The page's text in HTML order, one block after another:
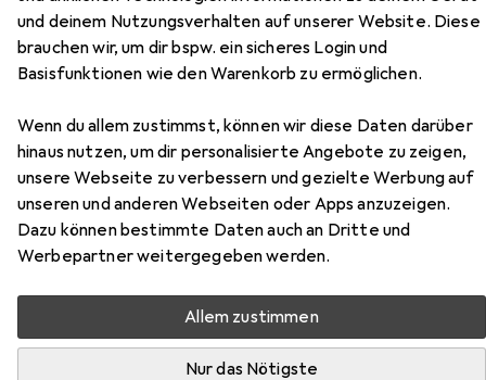
und deinem Nutzungsverhalten auf unserer Website. Diese
brauchen wir, um dir bspw. ein sicheres Login und
Basisfunktionen wie den Warenkorb zu ermöglichen.
Wenn du allem zustimmst, können wir diese Daten darüber
hinaus nutzen, um dir personalisierte Angebote zu zeigen,
unsere Webseite zu verbessern und gezielte Werbung auf
unseren und anderen Webseiten oder Apps anzuzeigen.
Dazu können bestimmte Daten auch an Dritte und
Werbepartner weitergegeben werden.
Allem zustimmen
Nur das Nötigste
Teppich Strong
Zubehör für Snapstyle
Feinschlingen Velour Teppich
Strong
Hier findest du passendes Zubehör zum Produkt
Snapstyle Feinschlingen Velour Teppich Strong aus den
Kategorien Nassreiniger Zubehör und Reinigungsmittel.
Relevanz